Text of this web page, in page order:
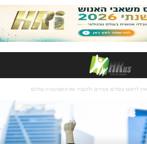
איך לרתום עובדים צעירים ולהגביר את המוטיבציה שלהם